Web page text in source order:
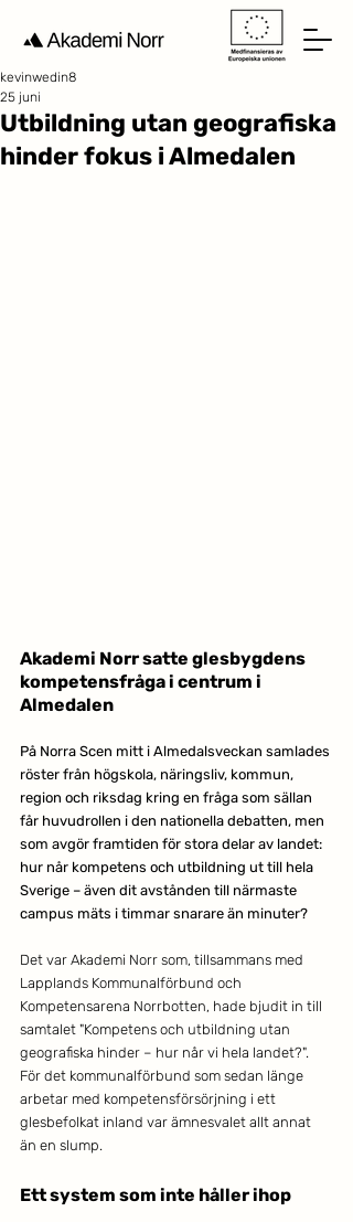
Utbildning utan geografiska
hinder fokus i Almedalen
kevinwedin8
25 juni
Akademi Norr satte glesbygdens
kompetensfråga i centrum i
Almedalen
På Norra Scen mitt i Almedalsveckan samlades
röster från högskola, näringsliv, kommun,
region och riksdag kring en fråga som sällan
får huvudrollen i den nationella debatten, men
som avgör framtiden för stora delar av landet:
hur når kompetens och utbildning ut till hela
Sverige – även dit avstånden till närmaste
campus mäts i timmar snarare än minuter?
Det var Akademi Norr som, tillsammans med
Lapplands Kommunalförbund och
Kompetensarena Norrbotten, hade bjudit in till
samtalet "Kompetens och utbildning utan
geografiska hinder – hur når vi hela landet?".
För det kommunalförbund som sedan länge
arbetar med kompetensförsörjning i ett
glesbefolkat inland var ämnesvalet allt annat
än en slump.
Ett system som inte håller ihop